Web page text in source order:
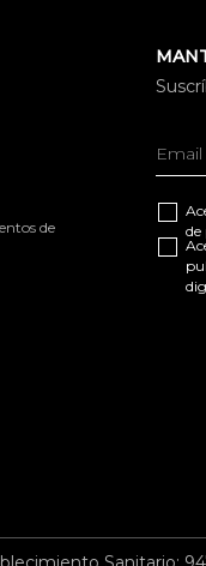
de
de